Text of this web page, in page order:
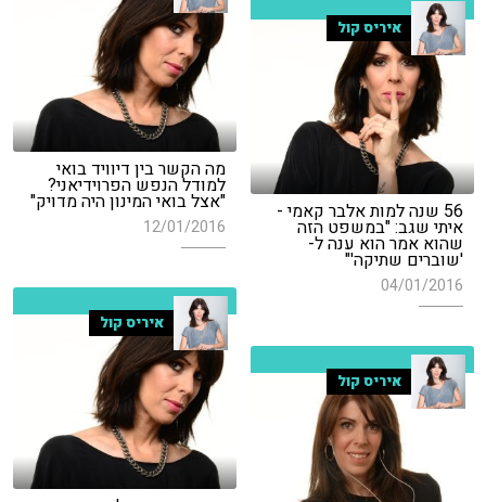
מה הקשר בין דיוויד בואי
למודל הנפש הפרוידיאני?
"אצל בואי המינון היה מדויק"
12/01/2016
איריס קול
56 שנה למות אלבר קאמי -
איתי שגב: "במשפט הזה
שהוא אמר הוא ענה ל-
'שוברים שתיקה'"
04/01/2016
איריס קול
איריס קול